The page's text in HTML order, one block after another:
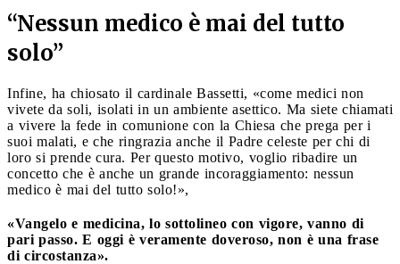
“Nessun medico è mai del tutto
solo”
Infine, ha chiosato il cardinale Bassetti, «come medici non
vivete da soli, isolati in un ambiente asettico. Ma siete chiamati
a vivere la fede in comunione con la Chiesa che prega per i
suoi malati, e che ringrazia anche il Padre celeste per chi di
loro si prende cura. Per questo motivo, voglio ribadire un
concetto che è anche un grande incoraggiamento: nessun
medico è mai del tutto solo!»,
«Vangelo e medicina, lo sottolineo con vigore, vanno di
pari passo. E oggi è veramente doveroso, non è una frase
di circostanza».